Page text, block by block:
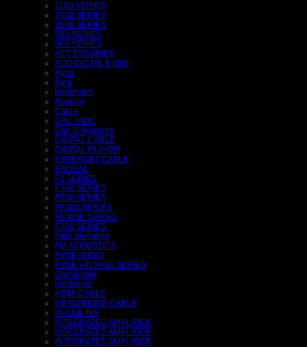
1100 SERIES
2100 SERIES
3000 SERIES
500 SERIES
800 SERIES
ACCESSORIES
AUDIO CABLE (G6)
Ayon
Ayre
bergmann
Boulder
Cable
DAC / ADC
Dan D’Agostino
DIGITAL CABLE
DIGITAL PLAYER
ETHERNET CABLE
EXOGAL
F1 SERIES
F300 SERIES
F500 SERIES
F500S SERIES
F500SP SERIES
F700 SERIES
finite elemente
FM ACOUSTICS
FYNE AUDIO
FYNE VINTAGE SERIES
Grandinote
hardwired
HDMI CABLE
HEADPHONE CABLE
IN-CEILING
INTEGRATED AMPLIFIER
INTEGRATED AMPLIFIER
INTEGRATED AMPLIFIER